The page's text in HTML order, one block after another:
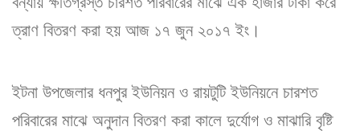
ত্রাণ বিতরণ করা হয় আজ ১৭ জুন ২০১৭ ইং।
ইটনা উপজেলার ধনপুর ইউনিয়ন ও রায়টুটি ইউনিয়নে চারশত
পরিবারের মাঝে অনুদান বিতরণ করা কালে দুর্যোগ ও মাঝারি বৃষ্টি